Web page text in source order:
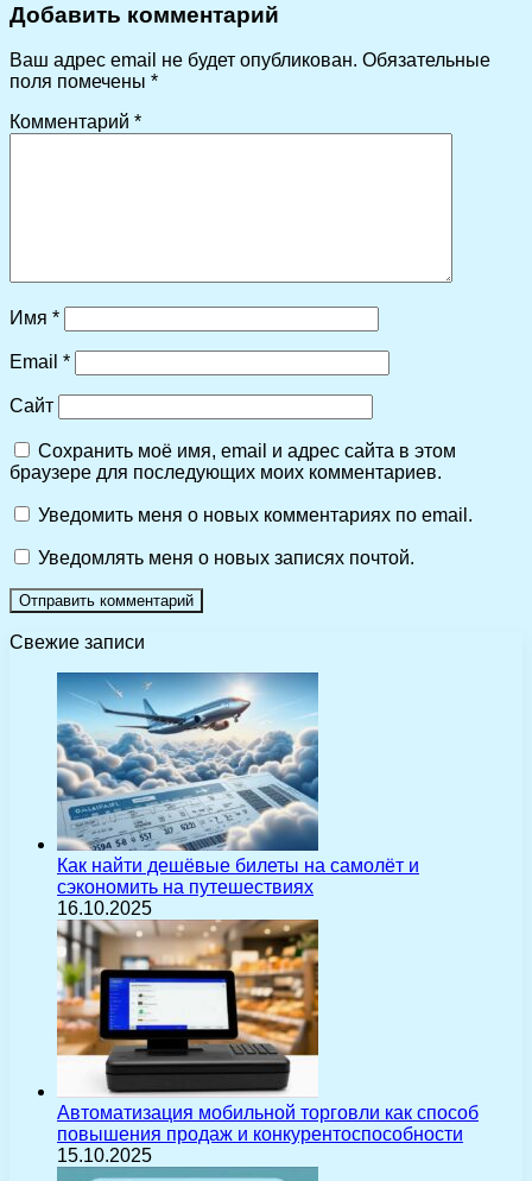
Добавить комментарий
Ваш адрес email не будет опубликован. Обязательные
поля помечены *
Комментарий *
Имя *
Email *
Сайт
Сохранить моё имя, email и адрес сайта в этом
браузере для последующих моих комментариев.
Уведомить меня о новых комментариях по email.
Уведомлять меня о новых записях почтой.
Свежие записи
Как найти дешёвые билеты на самолёт и
сэкономить на путешествиях
16.10.2025
Автоматизация мобильной торговли как способ
повышения продаж и конкурентоспособности
15.10.2025